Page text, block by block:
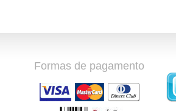
Formas de pagamento